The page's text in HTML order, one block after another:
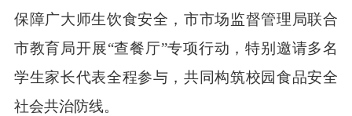
保障广大师生饮食安全，市市场监督管理局联合
市教育局开展“查餐厅”专项行动，特别邀请多名
学生家长代表全程参与，共同构筑校园食品安全
社会共治防线。